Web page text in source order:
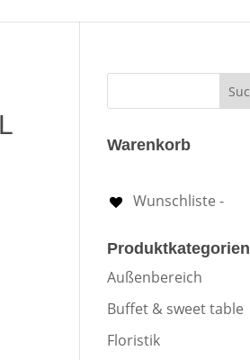
Warenkorb
Wunschliste -
Produktkategorien
Außenbereich
Buffet & sweet table
Floristik